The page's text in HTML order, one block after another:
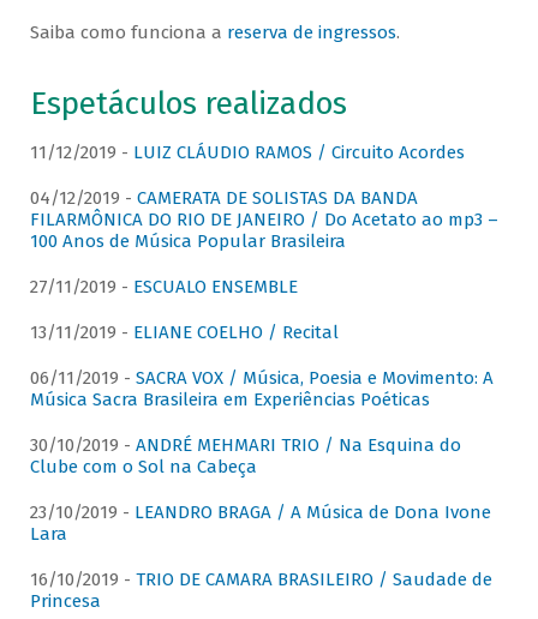
Saiba como funciona a reserva de ingressos.
Espetáculos realizados
11/12/2019 - LUIZ CLÁUDIO RAMOS / Circuito Acordes
04/12/2019 - CAMERATA DE SOLISTAS DA BANDA
FILARMÔNICA DO RIO DE JANEIRO / Do Acetato ao mp3 –
100 Anos de Música Popular Brasileira
27/11/2019 - ESCUALO ENSEMBLE
13/11/2019 - ELIANE COELHO / Recital
06/11/2019 - SACRA VOX / Música, Poesia e Movimento: A
Música Sacra Brasileira em Experiências Poéticas
30/10/2019 - ANDRÉ MEHMARI TRIO / Na Esquina do
Clube com o Sol na Cabeça
23/10/2019 - LEANDRO BRAGA / A Música de Dona Ivone
Lara
16/10/2019 - TRIO DE CAMARA BRASILEIRO / Saudade de
Princesa